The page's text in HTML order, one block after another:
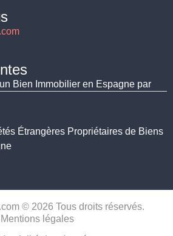
Bien Immobilier en Espagne par
Étrangères Propriétaires de Biens
© 2026 Tous droits réservés.
Mentions légales